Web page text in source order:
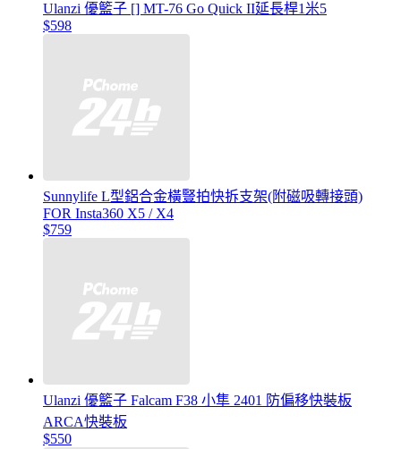
Ulanzi 優籃子 [] MT-76 Go Quick II延長桿1米5
$598
Sunnylife L型鋁合金橫豎拍快拆支架(附磁吸轉接頭)
FOR Insta360 X5 / X4
$759
Ulanzi 優籃子 Falcam F38 小隼 2401 防偏移快裝板
ARCA快裝板
$550